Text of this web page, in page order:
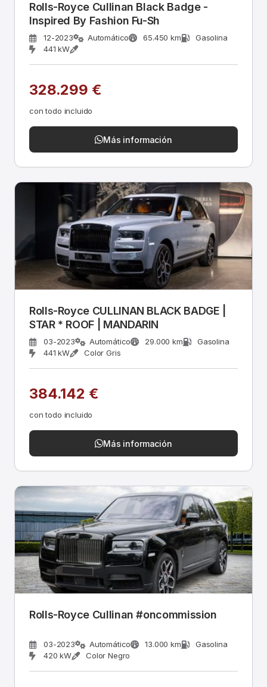
Rolls-Royce Cullinan Black Badge -
Inspired By Fashion Fu-Sh
12-2023 Automático 65.450 km
Gasolina
441 kW
328.299 €
con todo incluido
Más información
Rolls-Royce CULLINAN BLACK BADGE |
STAR * ROOF | MANDARIN
03-2023 Automático 29.000 km
Gasolina
441 kW
Color Gris
384.142 €
con todo incluido
Más información
Rolls-Royce Cullinan #oncommission
03-2023 Automático 13.000 km
Gasolina
420 kW
Color Negro